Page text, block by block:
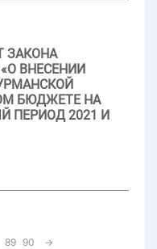
ЗАКОНА
ВНЕСЕНИИ
БЮДЖЕТЕ НА
ПЕРИОД 2021 И
89 90 →